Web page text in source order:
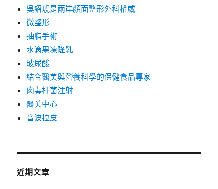
吳紹琥是兩岸顏面整形外科權威
微整形
抽脂手術
水滴果凍隆乳
玻尿酸
結合醫美與營養科學的保健食品專家
肉毒杆菌注射
醫美中心
音波拉皮
近期文章